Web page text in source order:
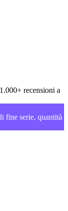
1.000+ recensioni a
fine serie, quantità